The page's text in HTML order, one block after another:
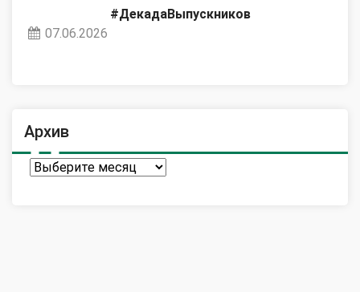
#ДекадаВыпускников
07.06.2026
Архив
Архив